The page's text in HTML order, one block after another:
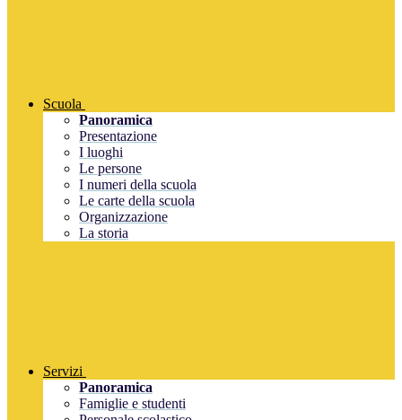
Scuola
Panoramica
Presentazione
I luoghi
Le persone
I numeri della scuola
Le carte della scuola
Organizzazione
La storia
Servizi
Panoramica
Famiglie e studenti